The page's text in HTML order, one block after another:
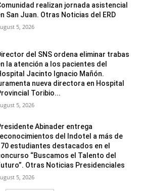
realizan jornada asistencial
San Juan. Otras Noticias del ERD
5, 2026
del SNS ordena eliminar trabas
la atención a los pacientes del
Jacinto Ignacio Mañón.
nueva directora en Hospital
Toribio...
5, 2026
Abinader entrega
del Indotel a más de
estudiantes destacados en el
“Buscamos el Talento del
Otras Noticias Presidenciales
5, 2026